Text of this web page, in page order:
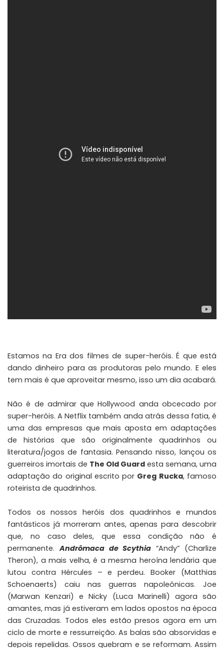
Estamos na Era dos filmes de super-heróis. É que está
dando dinheiro para as produtoras pelo mundo. E eles
tem mais é que aproveitar mesmo, isso um dia acabará.
Não é de admirar que Hollywood anda obcecado por
super-heróis. A Netflix também anda atrás dessa fatia, é
uma das empresas que mais aposta em adaptações
de histórias que são originalmente quadrinhos ou
literatura/jogos de fantasia. Pensando nisso, lançou os
guerreiros imortais de The Old Guard esta semana, uma
adaptação do original escrito por Greg Rucka, famoso
roteirista de quadrinhos.
Todos os nossos heróis dos quadrinhos e mundos
fantásticos já morreram antes, apenas para descobrir
que, no caso deles, que essa condição não é
permanente.Andrômaca de Scythia “Andy” (Charlize
Theron), a mais velha, é a mesma heroína lendária que
lutou contra Hércules – e perdeu. Booker (Matthias
Schoenaerts) caiu nas guerras napoleônicas. Joe
(Marwan Kenzari) e Nicky (Luca Marinelli) agora são
amantes, mas já estiveram em lados opostos na época
das Cruzadas. Todos eles estão presos agora em um
ciclo de morte e ressurreição. As balas são absorvidas e
depois repelidas. Ossos quebram e se reformam. Assim